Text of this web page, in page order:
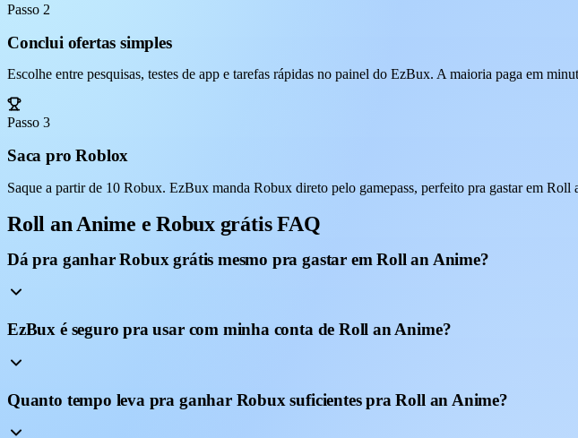
Passo 2
Conclui ofertas simples
Escolhe entre pesquisas, testes de app e tarefas rápidas no painel do EzBux. A maioria paga em
Passo 3
Saca pro Roblox
Saque a partir de 10 Robux. EzBux manda Robux direto pelo gamepass, perfeito pra gastar em Roll
Roll an Anime e Robux grátis FAQ
Dá pra ganhar Robux grátis mesmo pra gastar em Roll an Anime?
EzBux é seguro pra usar com minha conta de Roll an Anime?
Quanto tempo leva pra ganhar Robux suficientes pra Roll an Anime?